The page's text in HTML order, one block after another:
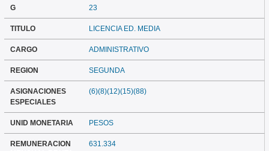
G 23
TITULO LICENCIA ED. MEDIA
CARGO ADMINISTRATIVO
REGION SEGUNDA
ASIGNACIONES
ESPECIALES
(6)(8)(12)(15)(88)
UNID MONETARIA PESOS
REMUNERACION
631.334